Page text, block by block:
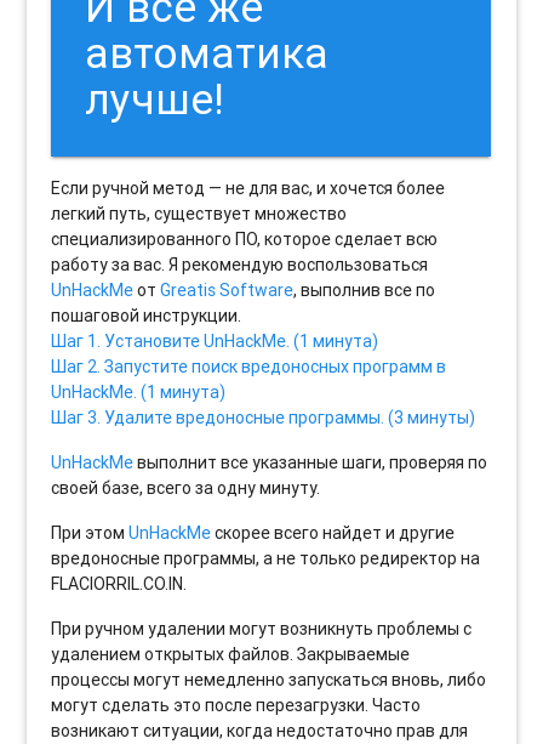
автоматика
лучше!
Если ручной метод — не для вас, и хочется более
легкий путь, существует множество
специализированного ПО, которое сделает всю
работу за вас. Я рекомендую воспользоваться
UnHackMeотGreatis Software, выполнив все по
пошаговой инструкции.
Шаг 1. Установите UnHackMe. (1 минута)
Шаг 2. Запустите поиск вредоносных программ в
UnHackMe. (1 минута)
Шаг 3. Удалите вредоносные программы. (3 минуты)
UnHackMeвыполнит все указанные шаги, проверяя по
своей базе, всего за одну минуту.
При этомUnHackMeскорее всего найдет и другие
вредоносные программы, а не только редиректор на
FLACIORRIL.CO.IN.
При ручном удалении могут возникнуть проблемы с
удалением открытых файлов. Закрываемые
процессы могут немедленно запускаться вновь, либо
могут сделать это после перезагрузки. Часто
возникают ситуации, когда недостаточно прав для